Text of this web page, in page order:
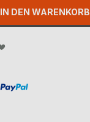
IN DEN WARENKORB